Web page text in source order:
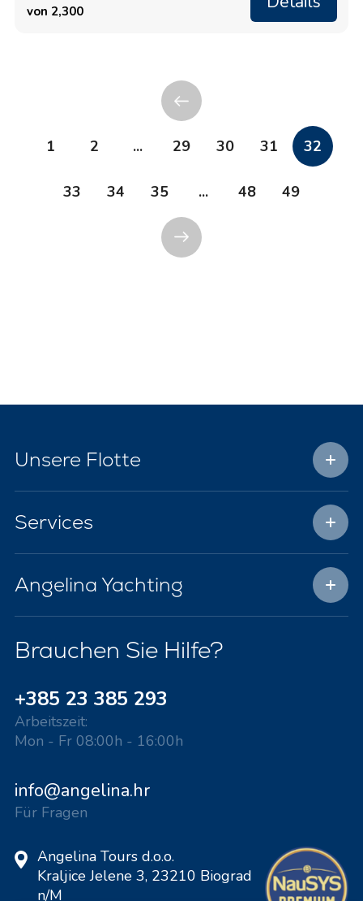
von 2,300
1 2 ... 29 30 31 32
33 34 35 ... 48 49
Unsere Flotte
Services
Angelina Yachting
Brauchen Sie Hilfe?
+385 23 385 293
Arbeitszeit:
Mon - Fr 08:00h - 16:00h
info@angelina.hr
Für Fragen
Angelina Tours d.o.o.
Kraljice Jelene 3, 23210 Biograd
n/M